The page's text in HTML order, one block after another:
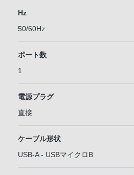
Hz
50/60Hz
ポート数
1
電源プラグ
直接
ケーブル形状
USB-A - USBマイクロB